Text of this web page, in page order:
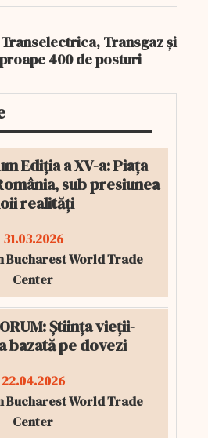
Transgaz și
400 de posturi
Ediția a XV-a: Piața
sub presiunea
realități
31.03.2026
Bucharest World Trade
Center
Știința vieții-
bazată pe dovezi
22.04.2026
Bucharest World Trade
Center